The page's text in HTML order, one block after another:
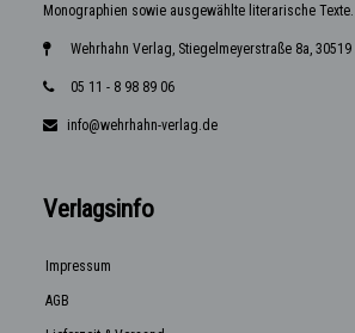
Monographien sowie ausgewählte literarische Texte.
Wehrhahn Verlag, Stiegelmeyerstraße 8a,
05 11 - 8 98 89 06
info@wehrhahn-verlag.de
Verlagsinfo
Impressum
AGB